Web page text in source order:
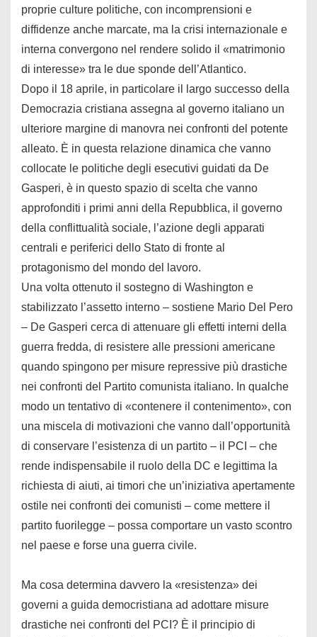
proprie culture politiche, con incomprensioni e
diffidenze anche marcate, ma la crisi internazionale e
interna convergono nel rendere solido il «matrimonio
di interesse» tra le due sponde dell’Atlantico.
Dopo il 18 aprile, in particolare il largo successo della
Democrazia cristiana assegna al governo italiano un
ulteriore margine di manovra nei confronti del potente
alleato. È in questa relazione dinamica che vanno
collocate le politiche degli esecutivi guidati da De
Gasperi, è in questo spazio di scelta che vanno
approfonditi i primi anni della Repubblica, il governo
della conflittualità sociale, l’azione degli apparati
centrali e periferici dello Stato di fronte al
protagonismo del mondo del lavoro.
Una volta ottenuto il sostegno di Washington e
stabilizzato l’assetto interno – sostiene Mario Del Pero
– De Gasperi cerca di attenuare gli effetti interni della
guerra fredda, di resistere alle pressioni americane
quando spingono per misure repressive più drastiche
nei confronti del Partito comunista italiano. In qualche
modo un tentativo di «contenere il contenimento», con
una miscela di motivazioni che vanno dall’opportunità
di conservare l’esistenza di un partito – il PCI – che
rende indispensabile il ruolo della DC e legittima la
richiesta di aiuti, ai timori che un’iniziativa apertamente
ostile nei confronti dei comunisti – come mettere il
partito fuorilegge – possa comportare un vasto scontro
nel paese e forse una guerra civile.
Ma cosa determina davvero la «resistenza» dei
governi a guida democristiana ad adottare misure
drastiche nei confronti del PCI? È il principio di